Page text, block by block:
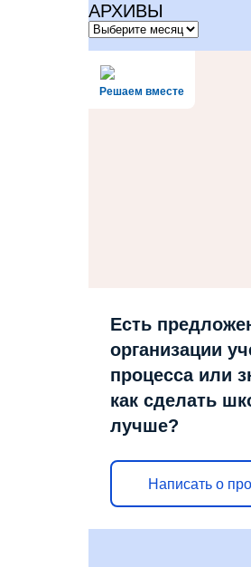
АРХИВЫ
Решаем вместе
Есть
организации
процесса или
как сделать
лучше?
Написать о